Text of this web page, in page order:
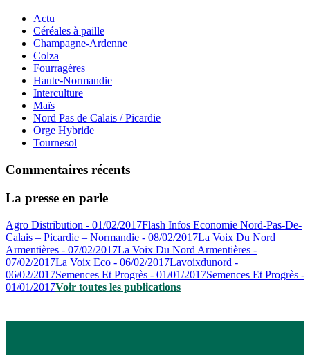
Actu
Céréales à paille
Champagne-Ardenne
Colza
Fourragères
Haute-Normandie
Interculture
Maïs
Nord Pas de Calais / Picardie
Orge Hybride
Tournesol
Commentaires récents
La presse en parle
Agro Distribution - 01/02/2017Flash Infos Economie Nord-Pas-De-
Calais – Picardie – Normandie - 08/02/2017La Voix Du Nord
Armentières - 07/02/2017La Voix Du Nord Armentières -
07/02/2017La Voix Eco - 06/02/2017Lavoixdunord -
06/02/2017Semences Et Progrès - 01/01/2017Semences Et Progrès -
01/01/2017Voir toutes les publications